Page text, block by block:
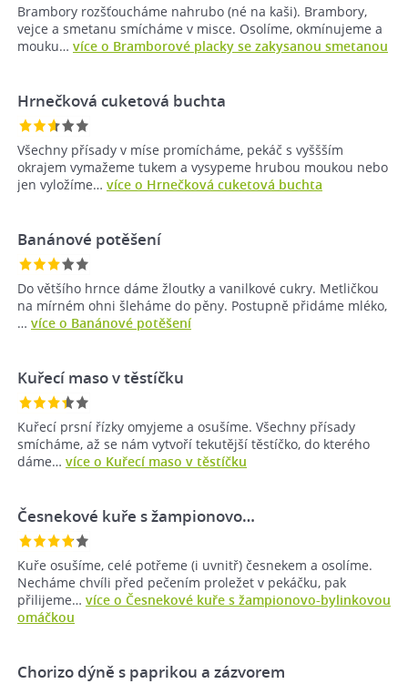
Brambory rozšťoucháme nahrubo (né na kaši). Brambory,
vejce a smetanu smícháme v misce. Osolíme, okmínujeme a
mouku… více o Bramborové placky se zakysanou smetanou
Hrnečková cuketová buchta
Všechny přísady v míse promícháme, pekáč s vyššším
okrajem vymažeme tukem a vysypeme hrubou moukou nebo
jen vyložíme… více o Hrnečková cuketová buchta
Banánové potěšení
Do většího hrnce dáme žloutky a vanilkové cukry. Metličkou
na mírném ohni šleháme do pěny. Postupně přidáme mléko,
… více o Banánové potěšení
Kuřecí maso v těstíčku
Kuřecí prsní řízky omyjeme a osušíme. Všechny přísady
smícháme, až se nám vytvoří tekutější těstíčko, do kterého
dáme… více o Kuřecí maso v těstíčku
Česnekové kuře s žampionovo…
Kuře osušíme, celé potřeme (i uvnitř) česnekem a osolíme.
Necháme chvíli před pečením proležet v pekáčku, pak
přilijeme… více o Česnekové kuře s žampionovo-bylinkovou
omáčkou
Chorizo dýně s paprikou a zázvorem